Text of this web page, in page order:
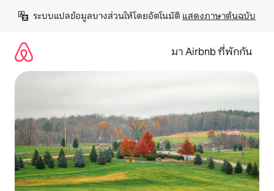
เนื้อหา
ระบบแปลข้อมูลบางส่วนให้โดยอัตโนมัติ แสดงภาษาต้นฉบับ
มา Airbnb ที่พักกัน